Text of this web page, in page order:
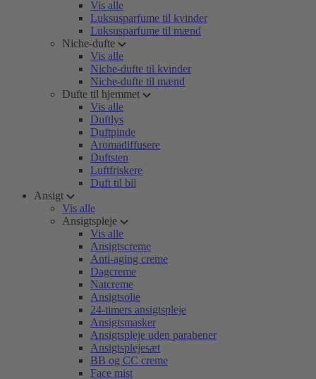
Vis alle
Luksusparfume til kvinder
Luksusparfume til mænd
Niche-dufte
Vis alle
Niche-dufte til kvinder
Niche-dufte til mænd
Dufte til hjemmet
Vis alle
Duftlys
Duftpinde
Aromadiffusere
Duftsten
Luftfriskere
Duft til bil
Ansigt
Vis alle
Ansigtspleje
Vis alle
Ansigtscreme
Anti-aging creme
Dagcreme
Natcreme
Ansigtsolie
24-timers ansigtspleje
Ansigtsmasker
Ansigtspleje uden parabener
Ansigtsplejesæt
BB og CC creme
Face mist